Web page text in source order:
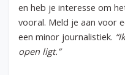
en heb je interesse om
vooral. Meld je aan voor
een minor journalistiek.
open ligt.”